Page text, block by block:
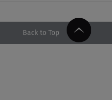
Back to Top